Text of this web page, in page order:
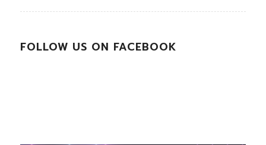
FOLLOW US ON FACEBOOK